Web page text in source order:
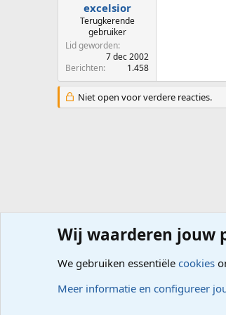
excelsior
Terugkerende
gebruiker
Lid geworden
7 dec 2002
Berichten
1.458
Niet open voor verdere reacties.
Forums Computerproblemen
Wij waarderen jouw
We gebruiken essentiële cookies
Meer informatie en configureer